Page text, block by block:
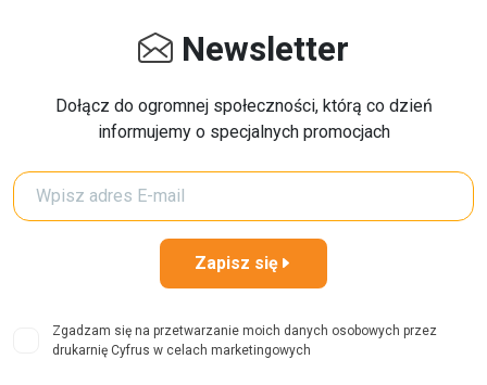
Newsletter
Dołącz do ogromnej społeczności, którą co dzień
informujemy o specjalnych promocjach
Zapisz się
Zgadzam się na przetwarzanie moich danych osobowych przez
drukarnię Cyfrus w celach marketingowych